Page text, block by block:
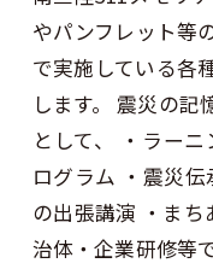
やパンフレット等
で実施している各
します。 震災の記
として、 ・ラー
ログラム ・震災
の出張講演 ・ま
治体・企業研修等